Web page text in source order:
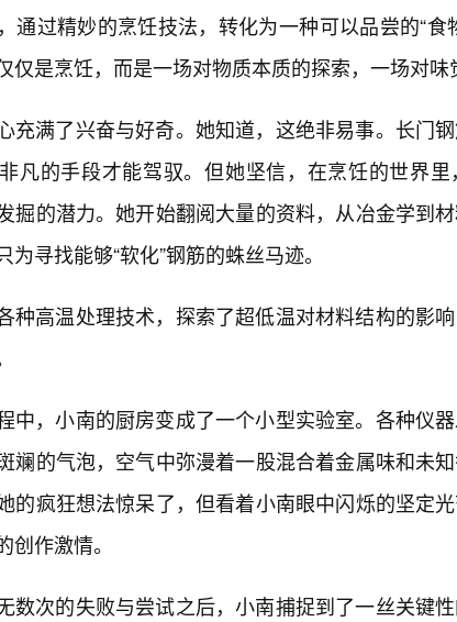
通过精妙的烹饪技法，转化为一种可以品尝的“食
仅是烹饪，而是一场对物质本质的探索，一场对味
充满了兴奋与好奇。她知道，这绝非易事。长门
凡的手段才能驾驭。但她坚信，在烹饪的世界
掘的潜力。她开始翻阅大量的资料，从冶金学到
为寻找能够“软化”钢筋的蛛丝马迹。
种高温处理技术，探索了超低温对材料结构的影
中，小南的厨房变成了一个小型实验室。各种仪
斓的气泡，空气中弥漫着一股混合着金属味和未
的疯狂想法惊呆了，但看着小南眼中闪烁的坚定
创作激情。
数次的失败与尝试之后，小南捕捉到了一丝关键